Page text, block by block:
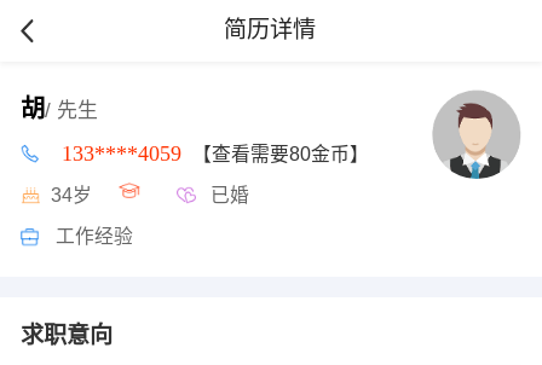
简历详情
胡/ 先生
133****4059 【查看需要80金币】
34岁 已婚
工作经验
求职意向